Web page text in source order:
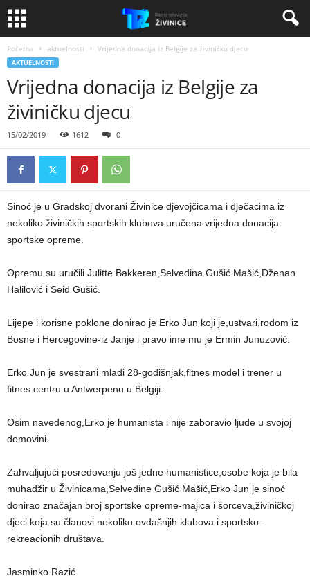
Početna aktuelnosti Vrijedna donacija iz Belgije za živiničku djecu
AKTUELNOSTI
Vrijedna donacija iz Belgije za
živiničku djecu
15/02/2019 1612 0
Sinoć je u Gradskoj dvorani Živinice djevojčicama i dječacima iz
nekoliko živiničkih sportskih klubova uručena vrijedna donacija
sportske opreme.
Opremu su uručili Julitte Bakkeren,Selvedina Gušić Mašić,Dženan
Halilović i Seid Gušić.
Lijepe i korisne poklone donirao je Erko Jun koji je,ustvari,rodom iz
Bosne i Hercegovine-iz Janje i pravo ime mu je Ermin Junuzović.
Erko Jun je svestrani mladi 28-godišnjak,fitnes model i trener u
fitnes centru u Antwerpenu u Belgiji.
Osim navedenog,Erko je humanista i nije zaboravio ljude u svojoj
domovini.
Zahvaljujući posredovanju još jedne humanistice,osobe koja je bila
muhadžir u Živinicama,Selvedine Gušić Mašić,Erko Jun je sinoć
donirao značajan broj sportske opreme-majica i šorceva,živiničkoj
djeci koja su članovi nekoliko ovdašnjih klubova i sportsko-
rekreacionih društava.
Jasminko Razić